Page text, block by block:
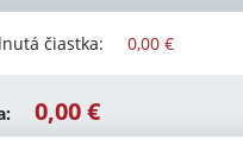
čiastka: 0,00 €
0,00 €